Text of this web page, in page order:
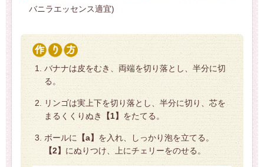
バニラエッセンス適宜)
バナナは皮をむき、両端を切り落とし、半分に切
る。
リンゴは実上下を切り落とし、半分に切り、芯を
まるくくりぬき
【1】 をたてる。
ボールに 【a】 を入れ、しっかり泡を立てる。
【2】 にぬりつけ、上にチェリーをのせる。